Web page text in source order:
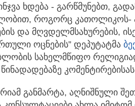
ხდება - გარწმუნებთ,
როგორც კათოლიკოს-
და მღვდელმსახურების,
ოცნების” დეპუტატმა
სახელმწიფო რელიგიად
განმარტა, აღნიშნული